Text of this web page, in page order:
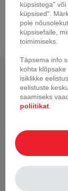
Hiljuti
küpsistega"
küpsised".
pole
küpsisefaile,
toimimiseks.
Täpsema info
kohta klõpsake
isiklikke
eelistuste
saamiseks
poliitikat